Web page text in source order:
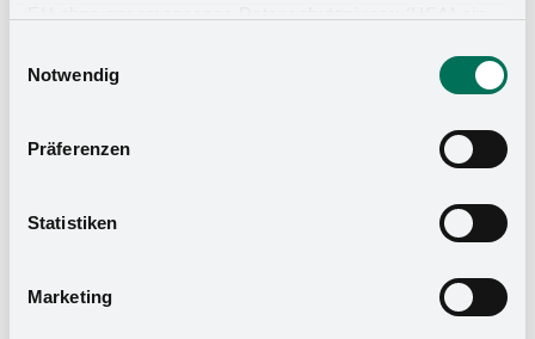
zu Sicherheits- und Überwachungszwecken zugreifen,
Rechtsmittel einlegen können. Mit Ihrer Einstellung
willigen Sie in die oben beschriebenen Vorgänge ein. Sie
widerrufen. Mehr Informationen finden Sie in unserer
Impressum.
Notwendig
Präferenzen
Statistiken
Marketing
aletler Es .